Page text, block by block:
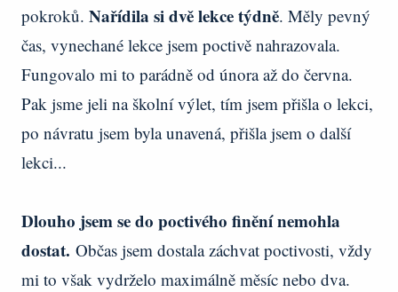
pokroků. Nařídila si dvě lekce týdně. Měly pevný
čas, vynechané lekce jsem poctivě nahrazovala.
Fungovalo mi to parádně od února až do června.
Pak jsme jeli na školní výlet, tím jsem přišla o lekci,
po návratu jsem byla unavená, přišla jsem o další
lekci...
Dlouho jsem se do poctivého finění nemohla
dostat. Občas jsem dostala záchvat poctivosti, vždy
mi to však vydrželo maximálně měsíc nebo dva.